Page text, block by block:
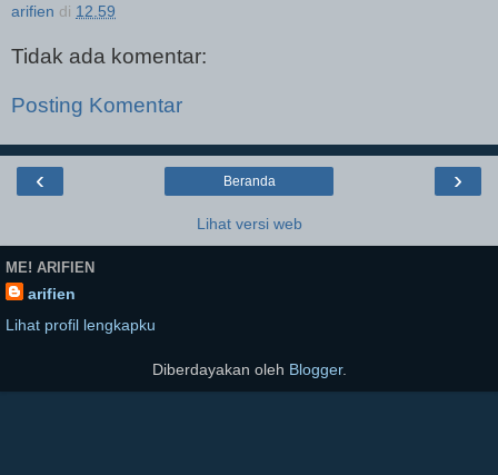
arifien di 12.59
Tidak ada komentar:
Posting Komentar
‹ ›
Beranda
Lihat versi web
ME! ARIFIEN
arifien
Lihat profil lengkapku
Diberdayakan oleh Blogger.